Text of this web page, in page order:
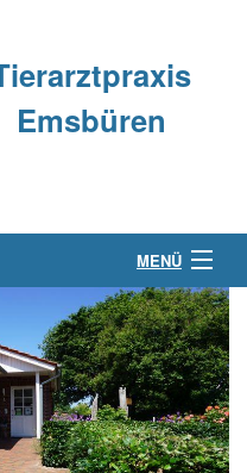
Emsbüren
MENÜ